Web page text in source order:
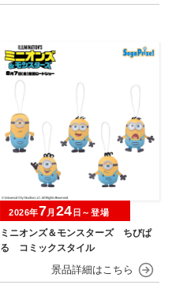
ミニオンズ＆モンスターズ ちびぱ
る コミックスタイル
2026年7月 24 日～登場